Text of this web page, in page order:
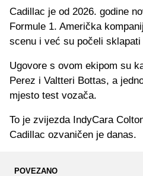
Cadillac je od 2026. godine
Formule 1. Američka
scenu i već su počeli sklapati
Ugovore s ovom ekipom su
Perez i Valtteri Bottas, a
mjesto test vozača.
To je zvijezda IndyCara
Cadillac ozvaničen je danas.
POVEZANO